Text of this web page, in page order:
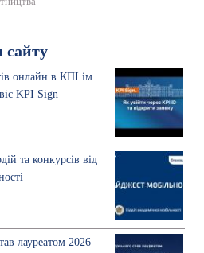
сайту
онлайн в КПІ ім.
KPI Sign
та конкурсів від
лауреатом 2026